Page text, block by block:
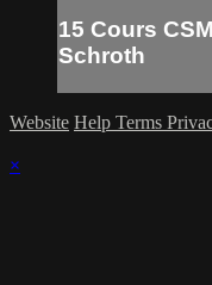
15 Cours
Schroth
Website Help Terms
×